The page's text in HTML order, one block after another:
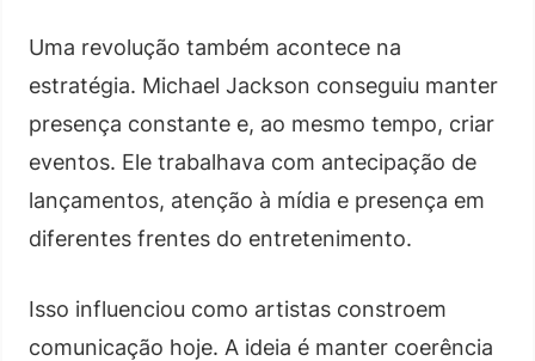
Uma revolução também acontece na
estratégia. Michael Jackson conseguiu manter
presença constante e, ao mesmo tempo, criar
eventos. Ele trabalhava com antecipação de
lançamentos, atenção à mídia e presença em
diferentes frentes do entretenimento.
Isso influenciou como artistas constroem
comunicação hoje. A ideia é manter coerência